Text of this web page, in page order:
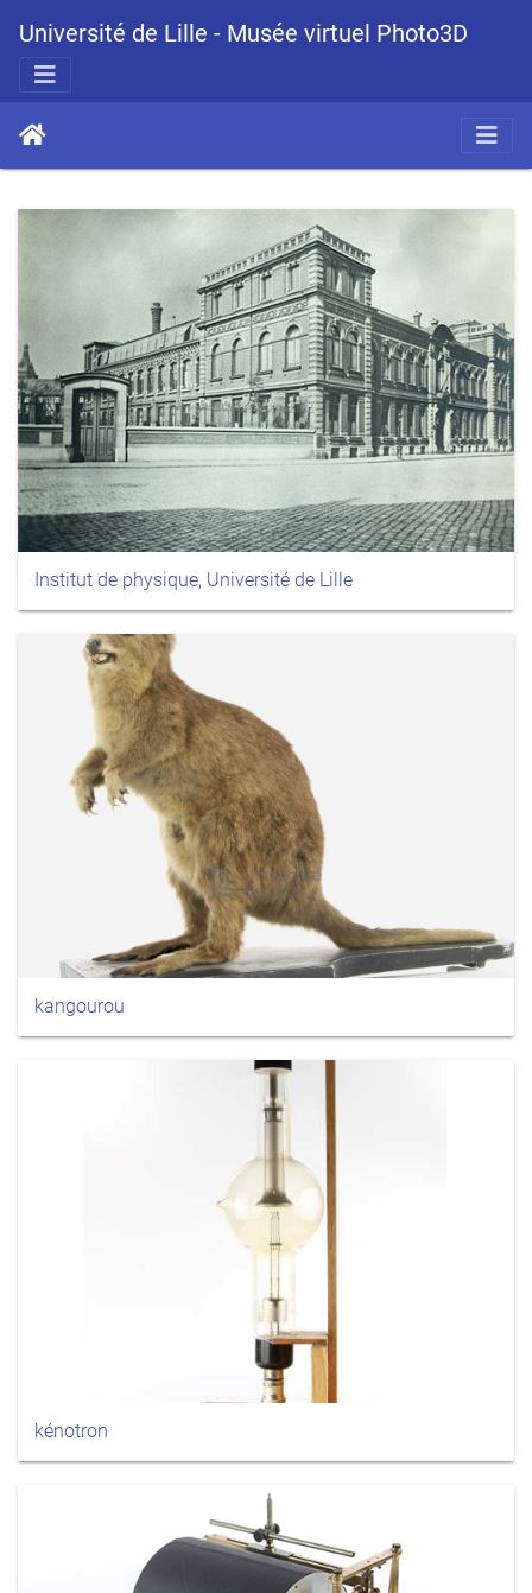
Université de Lille - Musée virtuel Photo3D
Institut de physique, Université de Lille
kangourou
kénotron